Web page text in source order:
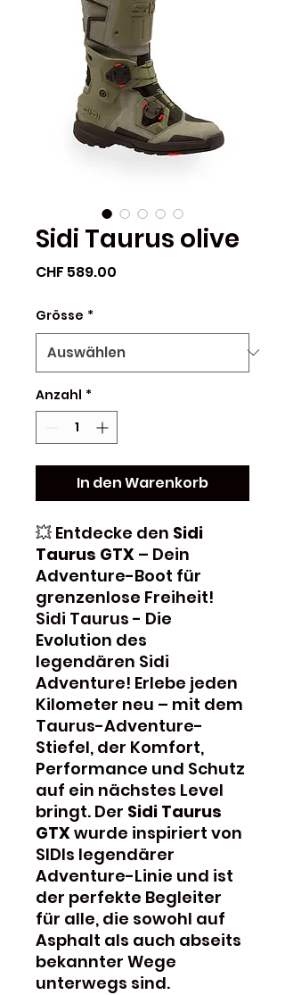
Sidi Taurus olive
CHF 589.00
Grösse *
Anzahl *
In den Warenkorb
💥 Entdecke den Sidi
Taurus GTX – Dein
Adventure-Boot für
grenzenlose Freiheit!
Sidi Taurus - Die
Evolution des
legendären Sidi
Adventure! Erlebe jeden
Kilometer neu – mit dem
Taurus-Adventure-
Stiefel, der Komfort,
Performance und Schutz
auf ein nächstes Level
bringt. Der Sidi Taurus
GTXwurde inspiriert von
SIDIs legendärer
Adventure-Linie und ist
der perfekte Begleiter
für alle, die sowohl auf
Asphalt als auch abseits
bekannter Wege
unterwegs sind.